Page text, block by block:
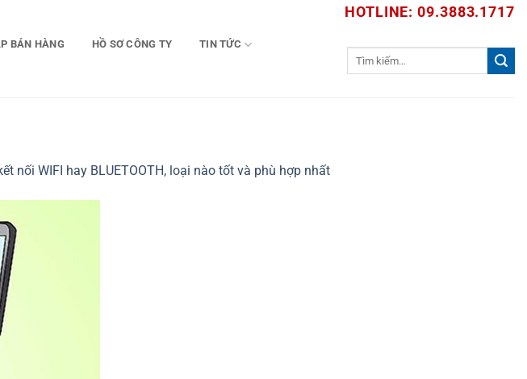
HOTLINE: 09.3883.1717
BÁN HÀNG HỒ SƠ CÔNG TY TIN TỨC
nối WIFI hay BLUETOOTH, loại nào tốt và phù hợp nhất